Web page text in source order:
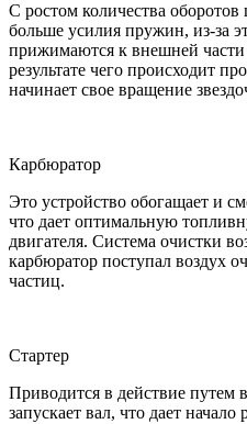
С ростом количества оборотов
больше усилия пружин, из-за
прижимаются к внешней части
результате чего происходит
начинает свое вращение
Карбюратор
Это устройство обогащает и
что дает оптимальную
двигателя. Система очистки
карбюратор поступал воздух
частиц.
Стартер
Приводится в действие путем
запускает вал, что дает начало